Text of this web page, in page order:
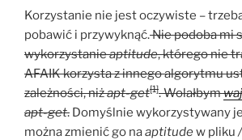
Korzystanie nie jest oczywiste –
pobawić i przywyknąć.Nie podoba mi
wykorzystanieaptitude, którego nie
AFAIK korzysta z innego algorytmu
zależności, niżapt-get[1]. Wolałbym
apt-get. Domyślnie wykorzystywany
można zmienić go naaptitudew pliku